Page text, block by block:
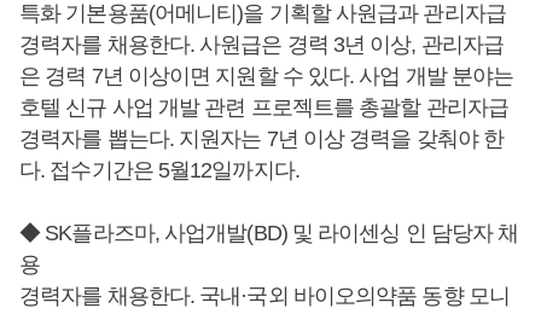
특화 기본용품(어메니티)을 기획할 사원급과 관리자급
경력자를 채용한다. 사원급은 경력 3년 이상, 관리자급
은 경력 7년 이상이면 지원할 수 있다. 사업 개발 분야는
호텔 신규 사업 개발 관련 프로젝트를 총괄할 관리자급
경력자를 뽑는다. 지원자는 7년 이상 경력을 갖춰야 한
다. 접수기간은 5월12일까지다.
◆ SK플라즈마, 사업개발(BD) 및 라이센싱 인 담당자 채
용
경력자를 채용한다. 국내·국외 바이오의약품 동향 모니